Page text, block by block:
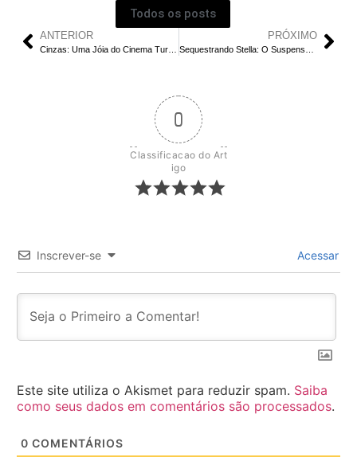
Todos os posts
ANTERIOR PRÓXIMO
0
Classificacao do Art
igo
Inscrever-se Acessar
Este site utiliza o Akismet para reduzir spam. Saiba
como seus dados em comentários são processados.
0 COMENTÁRIOS